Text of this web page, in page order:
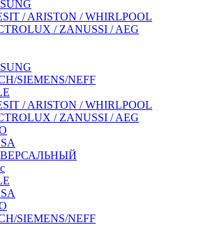
/ ARISTON / WHIRLPOOL
/ ZANUSSI / AEG
SIEMENS/NEFF
/ ARISTON / WHIRLPOOL
/ ZANUSSI / AEG
SIEMENS/NEFF